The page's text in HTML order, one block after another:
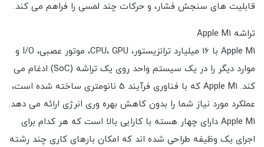
قابلیت های سنجش فشار، و حرکات چند لمسی را فراهم می کند.
تراشه Apple M1
Apple M1 با 16 میلیارد ترانزیستور، CPU، GPU، موتور عصبی، I/O و
موارد دیگر را در یک سیستم واحد روی یک تراشه (SoC) ادغام می
کند. Apple M1 که با فناوری فرآیند 5 نانومتری ساخته شده است،
عملکرد مورد نیاز شما را بدون کاهش بهره وری انرژی ارائه می دهد.
Apple M1 دارای چهار هسته با کارایی بالا است که هر کدام برای
اجرای یک وظیفه طراحی شده اند که امکان بارهای کاری چند رشته